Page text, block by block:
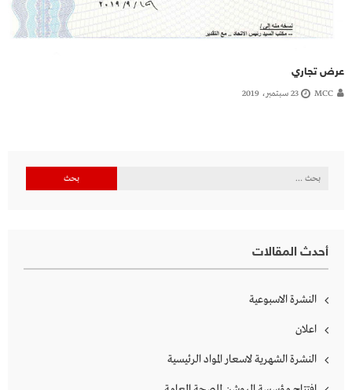
عرض تجاري
MCC 23 سبتمبر، 2019
البحث
أحدث المقالات
النشرة الاسبوعية
اعلان
النشرة الشهرية لاسعار المواد الرئيسية